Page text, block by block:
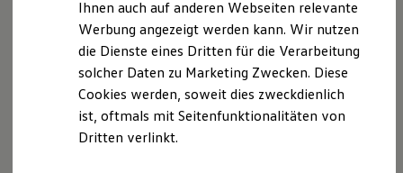
R-Kollektion
GTI Kollektion
Fußball Drop
we drive football
#wedriveproud
Besitzer und Service
Software Updates
Service und Ersatzteile
uns die Volkswagen AG als Auftragsverarbeiterin.
I. Verarbeitung von Protokolldateien
Bei Ihrem Besuch auf unserer Webseite verarbeiten
wir die folgenden Protokolldateien von Ihnen, die
keinen Rückschluss auf Ihre Person zulassen: 1. Eine
Ihnen auch auf anderen Webseiten relevante
Werbung angezeigt werden kann. Wir nutzen
die Dienste eines Dritten für die Verarbeitung
solcher Daten zu Marketing Zwecken. Diese
Cookies werden, soweit dies zweckdienlich
ist, oftmals mit Seitenfunktionalitäten von
Dritten verlinkt.